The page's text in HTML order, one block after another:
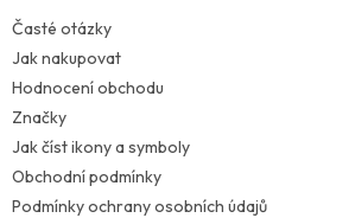
Časté otázky
Jak nakupovat
Hodnocení obchodu
Značky
Jak číst ikony a symboly
Obchodní podmínky
Podmínky ochrany osobních údajů